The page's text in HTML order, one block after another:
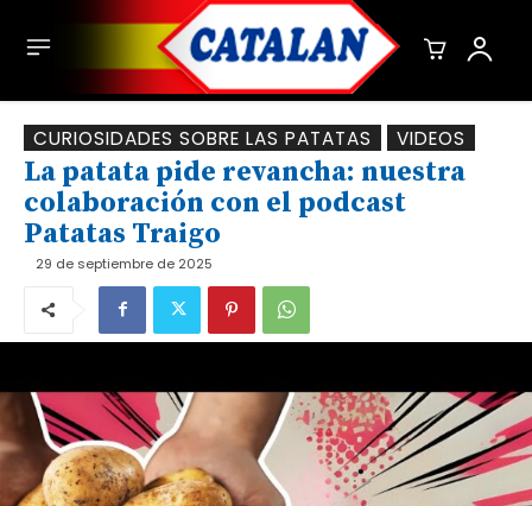
CURIOSIDADES SOBRE LAS PATATAS VIDEOS
La patata pide revancha: nuestra
colaboración con el podcast
Patatas Traigo
29 de septiembre de 2025